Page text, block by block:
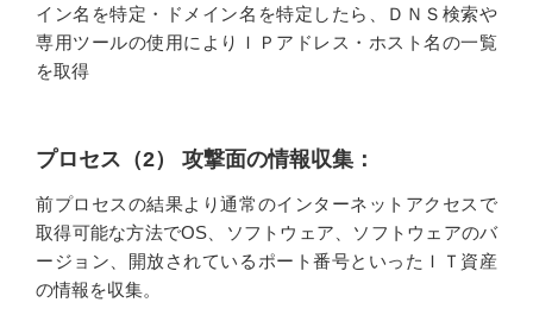
イン名を特定・ドメイン名を特定したら、ＤＮＳ検索や
専用ツールの使用によりＩＰアドレス・ホスト名の一覧
を取得
プロセス（2） 攻撃面の情報収集：
前プロセスの結果より通常のインターネットアクセスで
取得可能な方法でOS、ソフトウェア、ソフトウェアのバ
ージョン、開放されているポート番号といったＩＴ資産
の情報を収集。